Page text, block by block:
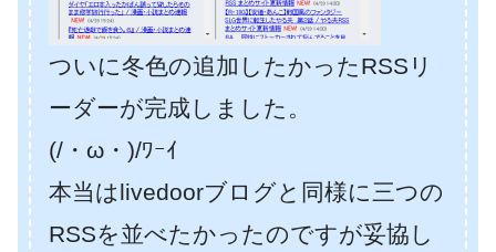
ついに冬色の追加したかったRSSリ
ーダーが完成しました。
(/・ω・)/ﾜｰｲ
本当はlivedoorブログと同様に三つの
RSSを並べたかったのですが妥協し